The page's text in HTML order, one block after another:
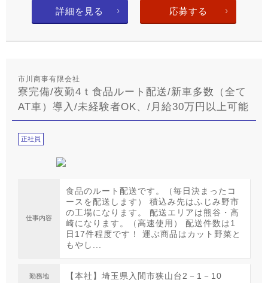
詳細を見る 応募する
市川商事有限会社
寮完備/夜勤4ｔ食品ルート配送/新車多数（全て
AT車）導入/未経験者OK、/月給30万円以上可能
正社員
仕事内容
食品のルート配送です。（毎日決まったコ
ースを配送します） 積込み先はふじみ野市
の工場になります。 配送エリアは熊谷・高
崎になります。（高速使用） 配送件数は1
日17件程度です！ 運ぶ商品はカット野菜と
もやし...
勤務地 【本社】埼玉県入間市狭山台2－1－10